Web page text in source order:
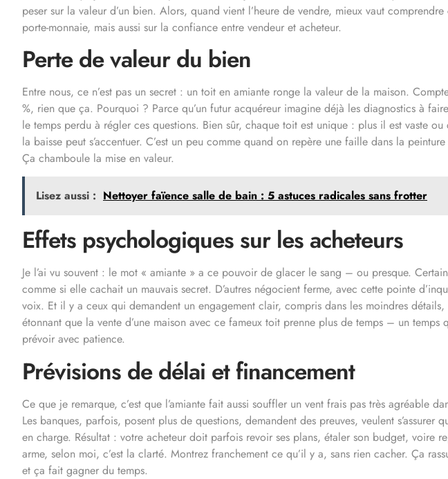
peser sur la valeur d’un bien. Alors, quand vient l’heure de vendre, mieux vaut
porte-monnaie, mais aussi sur la confiance entre vendeur et acheteur.
Perte de valeur du bien
Entre nous, ce n’est pas un secret : un toit en amiante ronge la valeur de la maison.
%, rien que ça. Pourquoi ? Parce qu’un futur acquéreur imagine déjà les diagnostics à
le temps perdu à régler ces questions. Bien sûr, chaque toit est unique : plus il est vaste
la baisse peut s’accentuer. C’est un peu comme quand on repère une faille dans la
Ça chamboule la mise en valeur.
Lisez aussi : Nettoyer faïence salle de bain : 5 astuces radicales sans frotter
Effets psychologiques sur les acheteurs
Je l’ai vu souvent : le mot « amiante » a ce pouvoir de glacer le sang – ou presque.
comme si elle cachait un mauvais secret. D’autres négocient ferme, avec cette pointe
voix. Et il y a ceux qui demandent un engagement clair, compris dans les moindres détails,
étonnant que la vente d’une maison avec ce fameux toit prenne plus de temps – un temps
prévoir avec patience.
Prévisions de délai et financement
Ce que je remarque, c’est que l’amiante fait aussi souffler un vent frais pas très agréable
Les banques, parfois, posent plus de questions, demandent des preuves, veulent s’assurer
en charge. Résultat : votre acheteur doit parfois revoir ses plans, étaler son budget, voire
arme, selon moi, c’est la clarté. Montrez franchement ce qu’il y a, sans rien cacher. Ça
et ça fait gagner du temps.